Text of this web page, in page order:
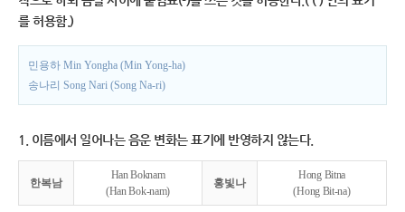
를 허용함.)
민용하 Min Yongha (Min Yong-ha)
송나리 Song Nari (Song Na-ri)
1. 이름에서 일어나는 음운 변화는 표기에 반영하지 않는다.
한복남
Han Boknam
(Han Bok-nam)
홍빛나
Hong Bitna
(Hong Bit-na)